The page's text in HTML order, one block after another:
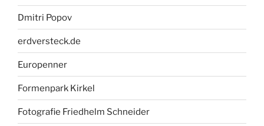
Dmitri Popov
erdversteck.de
Europenner
Formenpark Kirkel
Fotografie Friedhelm Schneider